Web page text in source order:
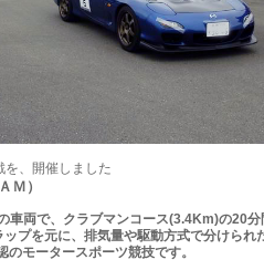
、開催しました
Ｍ）
車両で、クラブマンコース(3.4Km)の20分
プを元に、排気量や駆動方式で分けられ
モータースポーツ競技です。